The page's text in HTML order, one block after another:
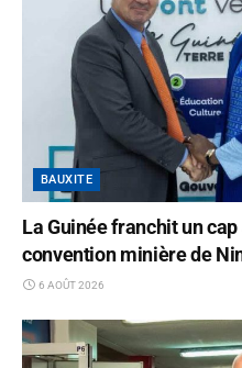
BAUXITE
La Guinée franchit un
convention minière de
6 AOÛT 2026